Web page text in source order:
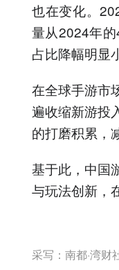
也在变化。
量从2024年
占比降幅明显
在全球手游市
遍收缩新游投
的打磨积累，
基于此，中国
与玩法创新，
采写：南都·湾财